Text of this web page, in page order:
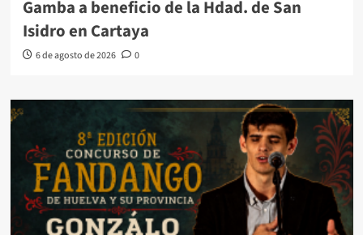
Gamba a beneficio de la Hdad. de San
Isidro en Cartaya
6 de agosto de 2026 0